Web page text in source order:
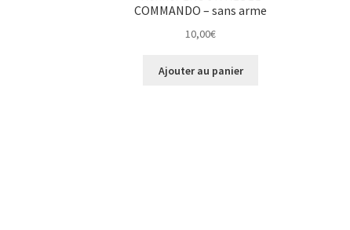
COMMANDO – sans arme
10,00€
Ajouter au panier